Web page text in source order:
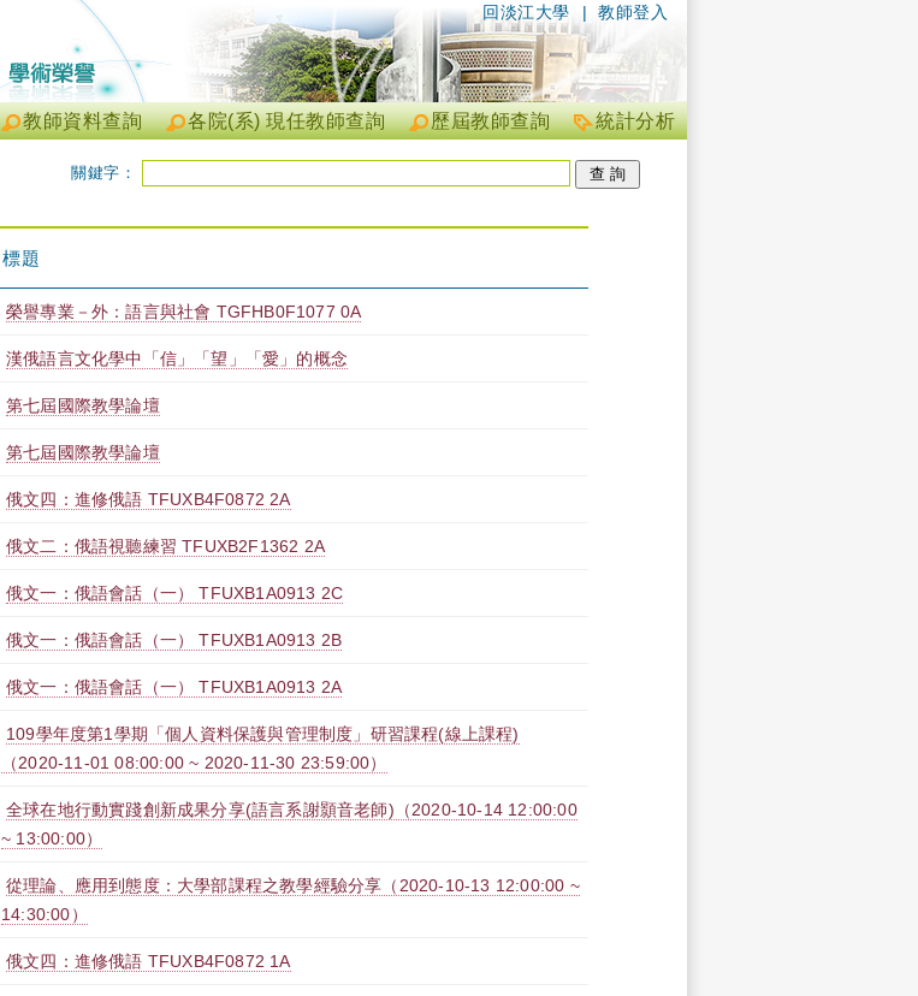
| 教師登入
回淡江大學
統計分析
歷屆教師查詢
各院(系) 現任教師查詢
教師資料查詢
關鍵字：
標題
榮譽專業－外：語言與社會 TGFHB0F1077 0A
漢俄語言文化學中「信」「望」「愛」的概念
第七屆國際教學論壇
第七屆國際教學論壇
俄文四：進修俄語 TFUXB4F0872 2A
俄文二：俄語視聽練習 TFUXB2F1362 2A
俄文一：俄語會話（一） TFUXB1A0913 2C
俄文一：俄語會話（一） TFUXB1A0913 2B
俄文一：俄語會話（一） TFUXB1A0913 2A
109學年度第1學期「個人資料保護與管理制度」研習課程(線上課程)
（2020-11-01 08:00:00 ~ 2020-11-30 23:59:00）
全球在地行動實踐創新成果分享(語言系謝顥音老師)（2020-10-14 12:00:00
~ 13:00:00）
從理論、應用到態度：大學部課程之教學經驗分享（2020-10-13 12:00:00 ~
14:30:00）
俄文四：進修俄語 TFUXB4F0872 1A